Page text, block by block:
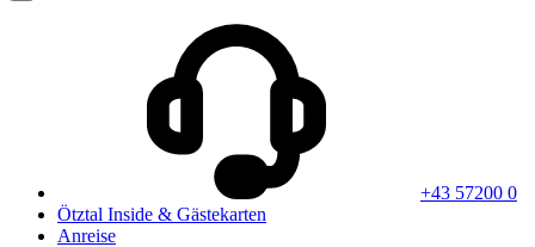
+43 57200 0
Ötztal Inside & Gästekarten
Anreise